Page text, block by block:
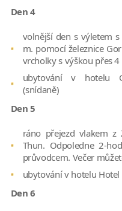
Den 4
volnější den s výletem
m. pomocí železnice
vrcholky s výškou přes
ubytování v hotelu
(snídaně)
Den 5
ráno přejezd vlakem
Thun. Odpoledne 2-
průvodcem. Večer
ubytování v hotelu
Den 6